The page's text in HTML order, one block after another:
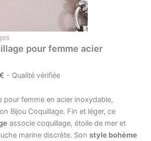
pour femme acier
€ - Qualité vérifiée
pour femme en acier inoxydable,
Bijou Coquillage. Fin et léger, ce
associe coquillage, étoile de mer et
marine discrète. Son style bohème